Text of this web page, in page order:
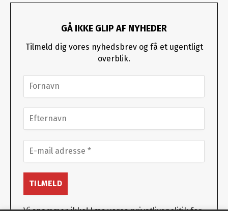
GÅ IKKE GLIP AF NYHEDER
Tilmeld dig vores nyhedsbrev og få et ugentligt
overblik.